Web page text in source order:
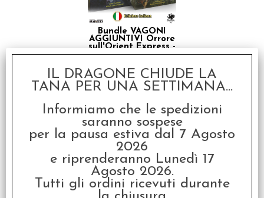
Bundle VAGONI
AGGIUNTIVI Orrore
sull'Orient Express -
Espansioni in Italiano
€144,98
I clienti che hanno acquistato questo
prodotto, hanno scelto anche questi
IL DRAGONE CHIUDE LA
TANA PER UNA SETTIMANA...
Informiamo che le spedizioni
saranno sospese
per la pausa estiva dal 7 Agosto
2026
e riprenderanno Lunedì 17
Agosto 2026.
Tutti gli ordini ricevuti durante